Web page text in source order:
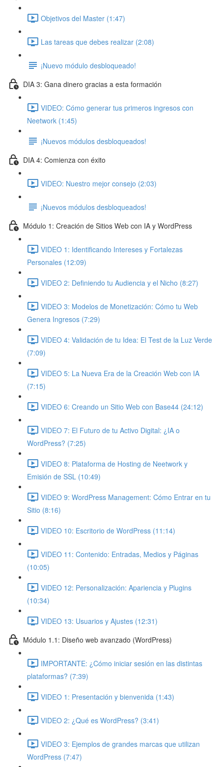
Objetivos del Master (1:47)
Las tareas que debes realizar (2:08)
¡Nuevo módulo desbloqueado!
DIA 3: Gana dinero gracias a esta formación
VIDEO: Cómo generar tus primeros ingresos con
Neetwork (1:45)
¡Nuevos módulos desbloqueados!
DIA 4: Comienza con éxito
VIDEO: Nuestro mejor consejo (2:03)
¡Nuevos módulos desbloqueados!
Módulo 1: Creación de Sitios Web con IA y WordPress
VIDEO 1: Identificando Intereses y Fortalezas
Personales (12:09)
VIDEO 2: Definiendo tu Audiencia y el Nicho (8:27)
VIDEO 3: Modelos de Monetización: Cómo tu Web
Genera Ingresos (7:29)
VIDEO 4: Validación de tu Idea: El Test de la Luz Verde
(7:09)
VIDEO 5: La Nueva Era de la Creación Web con IA
(7:15)
VIDEO 6: Creando un Sitio Web con Base44 (24:12)
VIDEO 7: El Futuro de tu Activo Digital: ¿IA o
WordPress? (7:25)
VIDEO 8: Plataforma de Hosting de Neetwork y
Emisión de SSL (10:49)
VIDEO 9: WordPress Management: Cómo Entrar en tu
Sitio (8:16)
VIDEO 10: Escritorio de WordPress (11:14)
VIDEO 11: Contenido: Entradas, Medios y Páginas
(10:05)
VIDEO 12: Personalización: Apariencia y Plugins
(10:34)
VIDEO 13: Usuarios y Ajustes (12:31)
Módulo 1.1: Diseño web avanzado (WordPress)
IMPORTANTE: ¿Cómo iniciar sesión en las distintas
plataformas? (7:39)
VIDEO 1: Presentación y bienvenida (1:43)
VIDEO 2: ¿Qué es WordPress? (3:41)
VIDEO 3: Ejemplos de grandes marcas que utilizan
WordPress (7:47)